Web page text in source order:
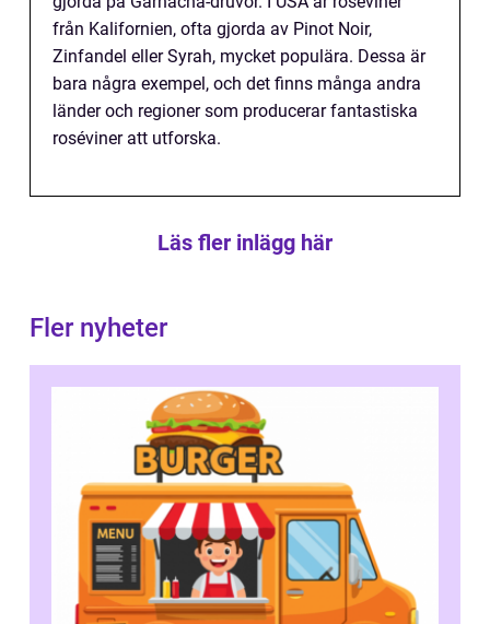
från Kalifornien, ofta gjorda av Pinot Noir,
Zinfandel eller Syrah, mycket populära. Dessa är
bara några exempel, och det finns många andra
länder och regioner som producerar fantastiska
roséviner att utforska.
Läs fler inlägg här
Fler nyheter